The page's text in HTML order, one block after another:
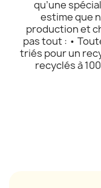
qu’une
estime que
production et
pas tout : •
triés pour un
recyclés à